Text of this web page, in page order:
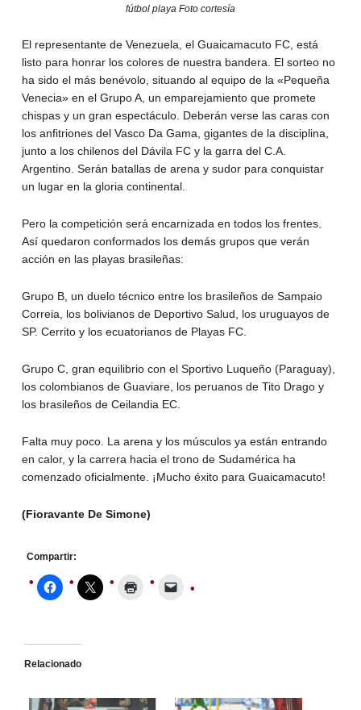
fútbol playa Foto cortesía
El representante de Venezuela, el Guaicamacuto FC, está
listo para honrar los colores de nuestra bandera. El sorteo no
ha sido el más benévolo, situando al equipo de la «Pequeña
Venecia» en el Grupo A, un emparejamiento que promete
chispas y un gran espectáculo. Deberán verse las caras con
los anfitriones del Vasco Da Gama, gigantes de la disciplina,
junto a los chilenos del Dávila FC y la garra del C.A.
Argentino. Serán batallas de arena y sudor para conquistar
un lugar en la gloria continental.
Pero la competición será encarnizada en todos los frentes.
Así quedaron conformados los demás grupos que verán
acción en las playas brasileñas:
Grupo B, un duelo técnico entre los brasileños de Sampaio
Correia, los bolivianos de Deportivo Salud, los uruguayos de
SP. Cerrito y los ecuatorianos de Playas FC.
Grupo C, gran equilibrio con el Sportivo Luqueño (Paraguay),
los colombianos de Guaviare, los peruanos de Tito Drago y
los brasileños de Ceilandia EC.
Falta muy poco. La arena y los músculos ya están entrando
en calor, y la carrera hacia el trono de Sudamérica ha
comenzado oficialmente. ¡Mucho éxito para Guaicamacuto!
(Fioravante De Simone)
Compartir:
Relacionado